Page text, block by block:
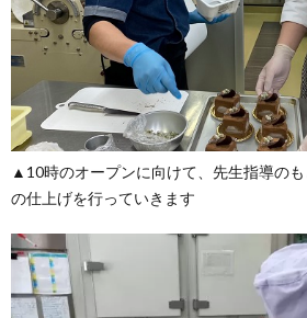
▲10時のオープンに向けて、先生指導の
の仕上げを行っていきます